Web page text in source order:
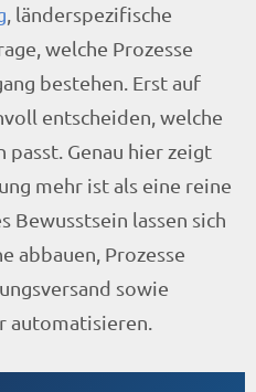
, länderspezifische
welche Prozesse
bestehen. Erst auf
entscheiden, welche
passt. Genau hier zeigt
mehr ist als eine reine
Bewusstsein lassen sich
abbauen, Prozesse
sowie
automatisieren.